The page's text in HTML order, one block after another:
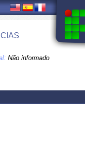
Não informado